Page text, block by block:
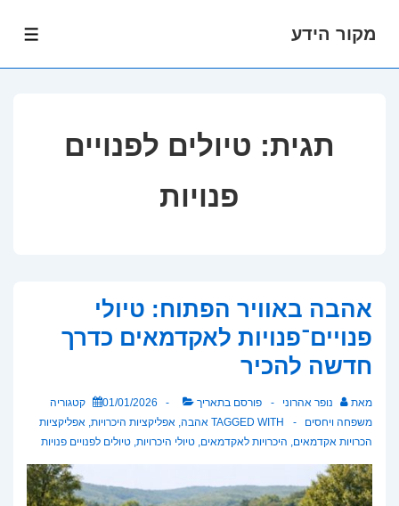
מקור הידע
תגית: טיולים לפנויים
פנויות
אהבה באוויר הפתוח: טיולי
פנויים־פנויות לאקדמאים כדרך
חדשה להכיר
מאת נופר אהרוני פורסם בתאריך 01/01/2026
קטגוריה
משפחה ויחסים
TAGGED WITH אהבה, אפליקציות היכרויות, אפליקציות
הכרויות אקדמאים, היכרויות לאקדמאים, טיולי היכרויות, טיולים לפנויים פנויות